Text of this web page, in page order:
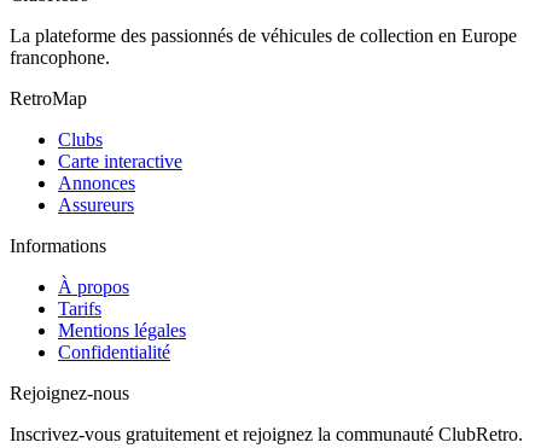
La plateforme des passionnés de véhicules de collection en Europe
francophone.
RetroMap
Clubs
Carte interactive
Annonces
Assureurs
Informations
À propos
Tarifs
Mentions légales
Confidentialité
Rejoignez-nous
Inscrivez-vous gratuitement et rejoignez la communauté ClubRetro.